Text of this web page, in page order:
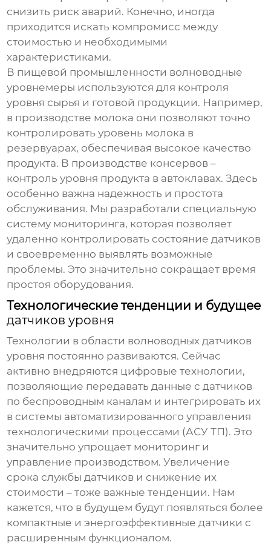
снизить риск аварий. Конечно, иногда
приходится искать компромисс между
стоимостью и необходимыми
характеристиками.
В пищевой промышленности волноводные
уровнемеры используются для контроля
уровня сырья и готовой продукции. Например,
в производстве молока они позволяют точно
контролировать уровень молока в
резервуарах, обеспечивая высокое качество
продукта. В производстве консервов –
контроль уровня продукта в автоклавах. Здесь
особенно важна надежность и простота
обслуживания. Мы разработали специальную
систему мониторинга, которая позволяет
удаленно контролировать состояние датчиков
и своевременно выявлять возможные
проблемы. Это значительно сокращает время
простоя оборудования.
Технологические тенденции и будущее
датчиков уровня
Технологии в области волноводных датчиков
уровня постоянно развиваются. Сейчас
активно внедряются цифровые технологии,
позволяющие передавать данные с датчиков
по беспроводным каналам и интегрировать их
в системы автоматизированного управления
технологическими процессами (АСУ ТП). Это
значительно упрощает мониторинг и
управление производством. Увеличение
срока службы датчиков и снижение их
стоимости – тоже важные тенденции. Нам
кажется, что в будущем будут появляться более
компактные и энергоэффективные датчики с
расширенным функционалом.